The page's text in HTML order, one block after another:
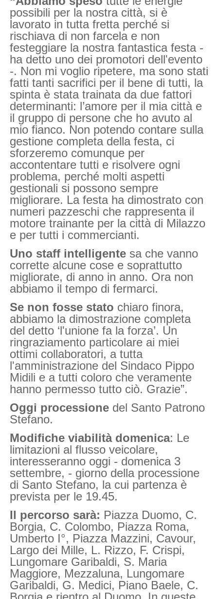
possibili per la nostra città, si è
lavorato in tutta fretta perché si
rischiava di non farcela e non
festeggiare la nostra fantastica festa -
ha detto uno dei promotori dell'evento
-. Non mi voglio ripetere, ma sono stati
fatti tanti sacrifici per il bene di tutti, la
spinta è stata trainata da due fattori
determinanti: l’amore per il mia città e
il gruppo di persone che ho avuto al
mio fianco. Non potendo contare sulla
gestione completa della festa, ci
sforzeremo comunque per
accontentare tutti e risolvere ogni
problema, perché molti aspetti
gestionali si possono sempre
migliorare. La festa ha dimostrato con
numeri pazzeschi che rappresenta il
motore trainante per la città di Milazzo
e per tutti i commercianti.
Uno staff intelligente sa che vanno
corrette alcune cose e soprattutto
migliorate, di anno in anno. Ora non
abbiamo il tempo di fermarci.
Se non fosse stato chiaro finora,
abbiamo la dimostrazione completa
del detto ‘l'unione fa la forza’. Un
ringraziamento particolare ai miei
ottimi collaboratori, a tutta
l'amministrazione del Sindaco Pippo
Midili e a tutti coloro che veramente
hanno permesso tutto ciò. Grazie”.
Oggi processione del Santo Patrono
Stefano.
Modifiche viabilità domenica: Le
limitazioni al flusso veicolare,
interesseranno oggi - domenica 3
settembre, - giorno della processione
di Santo Stefano, la cui partenza è
prevista per le 19.45.
Il percorso sarà: Piazza Duomo, C.
Borgia, C. Colombo, Piazza Roma,
Umberto I°, Piazza Mazzini, Cavour,
Largo dei Mille, L. Rizzo, F. Crispi,
Lungomare Garibaldi, S. Maria
Maggiore, Mezzaluna, Lungomare
Garibaldi, G. Medici, Piano Baele, C.